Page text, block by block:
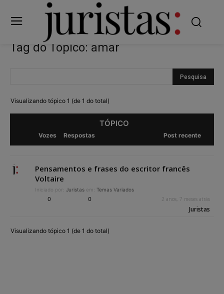
Tag do Tópico: amar
Visualizando tópico 1 (de 1 do total)
TÓPICO
Vozes Respostas Post recente
Pensamentos e frases do escritor francês
Voltaire
Iniciado por: Juristas em: Temas Variados
0 0 2 anos, 7 meses atrás
Juristas
Visualizando tópico 1 (de 1 do total)